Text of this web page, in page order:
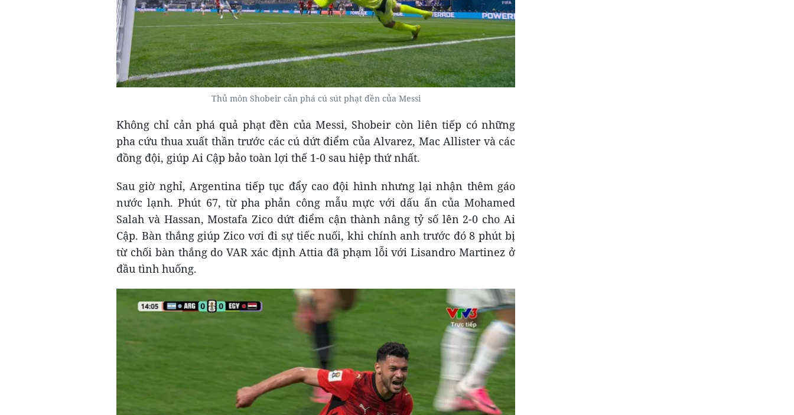
Thủ môn Shobeir cản phá cú sút phạt đền của Messi
Không chỉ cản phá quả phạt đền của Messi, Shobeir còn liên tiếp có những
pha cứu thua xuất thần trước các cú dứt điểm của Alvarez, Mac Allister và các
đồng đội, giúp Ai Cập bảo toàn lợi thế 1-0 sau hiệp thứ nhất.
Sau giờ nghỉ, Argentina tiếp tục đẩy cao đội hình nhưng lại nhận thêm gáo
nước lạnh. Phút 67, từ pha phản công mẫu mực với dấu ấn của Mohamed
Salah và Hassan, Mostafa Zico dứt điểm cận thành nâng tỷ số lên 2-0 cho Ai
Cập. Bàn thắng giúp Zico vơi đi sự tiếc nuối, khi chính anh trước đó 8 phút bị
từ chối bàn thắng do VAR xác định Attia đã phạm lỗi với Lisandro Martinez ở
đầu tình huống.